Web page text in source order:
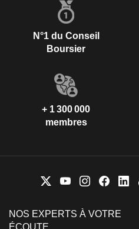
N°1 du Conseil
Boursier
+ 1 300 000
membres
NOS EXPERTS À VOTRE